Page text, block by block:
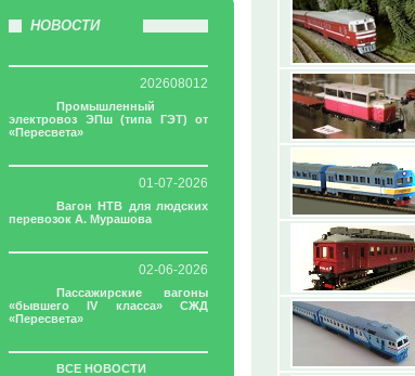
НОВОСТИ
202608012
Промышленный
электровоз ЭПш (типа ГЭТ) от
«Пересвета»
01-07-2026
Вагон НТВ для людских
перевозок А. Мурашова
02-06-2026
Пассажирские вагоны
«бывшего IV класса» СЖД
«Пересвета»
ВСЕ НОВОСТИ